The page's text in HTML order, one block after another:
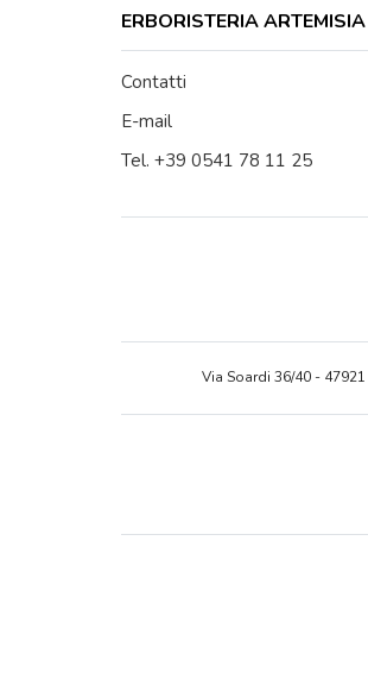
ERBORISTERIA
Contatti
E-mail
Tel. +39 0541 78 11 25
Via Soardi 36/40 -